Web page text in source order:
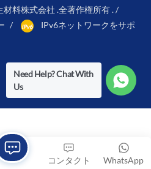
料株式会社 .全著作権所有 . /
/
IPv6ネットワークをサポ
WhatsApp
コンタクト
Need Help? Chat With
Us